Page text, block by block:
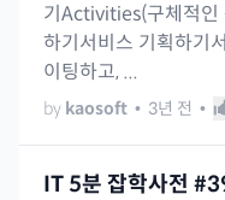
기Activities(구체적인
하기서비스 기획하기
이팅하고, ...
by kaosoft • 3년 전 •
IT 5분 잡학사전